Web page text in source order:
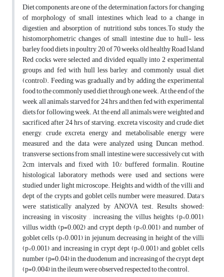
Diet components are one of the determination factors for changing
of morphology of small intestines which lead to a change in
digestien and absorption of nutritiond subs tonces.To study the
histomorphometric changes of small intestine due to hull- less
barley food diets in poultry, 20, of 70 weeks old healthy Road Island
Red cocks were selected and divided equally into 2 experimental
groups and fed with hull less barley, and commonly usual diet
(control). Feeding was gradually and by adding the experimental
food to the commonly used diet through one week. At the end of the
week, all animals starved for 24 hrs and then fed with experimental
diets for following week. At the end all animals were weighted and
sacrificed after 24 hrs of starving. excreta viscosity and crude diet
energy, crude excreta energy and metabolisable energy were
measured and the data were analyzed using Duncan method.
transverse sections from small intestine were successively cut with
2cm intervals and fixed with 10% buffered formalin. Routine
histological laboratory methods were used and sections were
studied under light microscope. Heights and width of the villi and
dept of the crypts and goblet cells number were measured. Data's
were statistically analyzed by ANOVA test. Results showed:
increasing in viscosity , increasing the villus heights (p<0.001),
villus width (p=0.002) and crypt depth (p<0.001) and number of
goblet cells (p<0.001) in jejunum, decreasing in height of the villi
(p<0.001) and increasing in crypt dept (p<0.001) and goblet cells
number (p=0.04) in the duodenum and increasing of the crypt dept
(p=0.004) in the ileum were observed respected to the control.